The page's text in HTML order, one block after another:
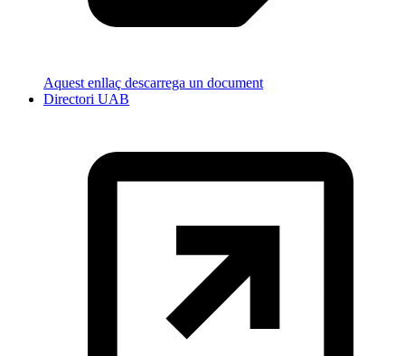
Aquest enllaç descarrega un document
Directori UAB